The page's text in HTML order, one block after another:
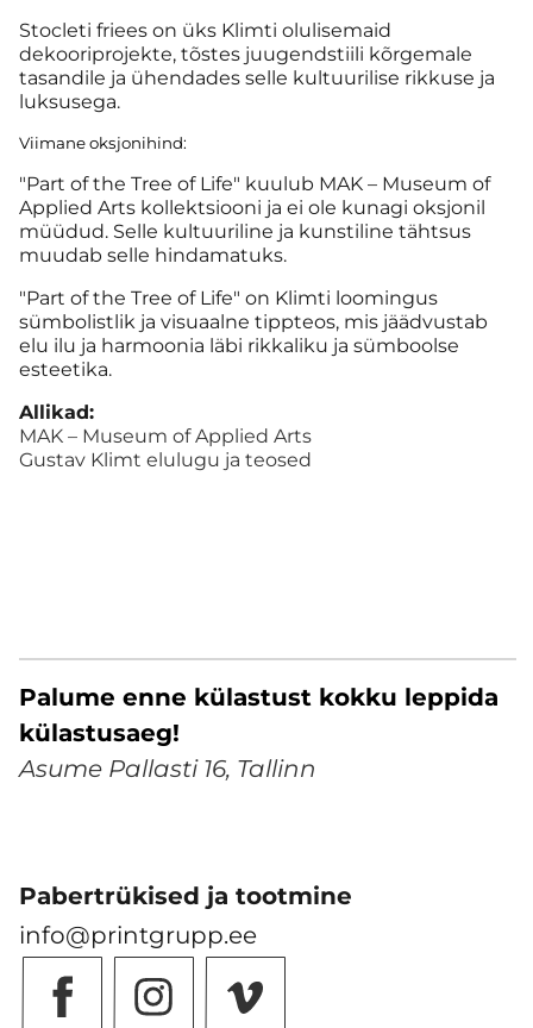
Stocleti friees on üks Klimti olulisemaid
dekooriprojekte, tõstes juugendstiili kõrgemale
tasandile ja ühendades selle kultuurilise rikkuse ja
luksusega.
Viimane oksjonihind:
"Part of the Tree of Life" kuulub MAK – Museum of
Applied Arts kollektsiooni ja ei ole kunagi oksjonil
müüdud. Selle kultuuriline ja kunstiline tähtsus
muudab selle hindamatuks.
"Part of the Tree of Life" on Klimti loomingus
sümbolistlik ja visuaalne tippteos, mis jäädvustab
elu ilu ja harmoonia läbi rikkaliku ja sümboolse
esteetika.
Allikad:
MAK – Museum of Applied Arts
Gustav Klimt elulugu ja teosed
Palume enne külastust kokku leppida
külastusaeg!
Asume Pallasti 16, Tallinn
Pabertrükised ja tootmine
info@printgrupp.ee